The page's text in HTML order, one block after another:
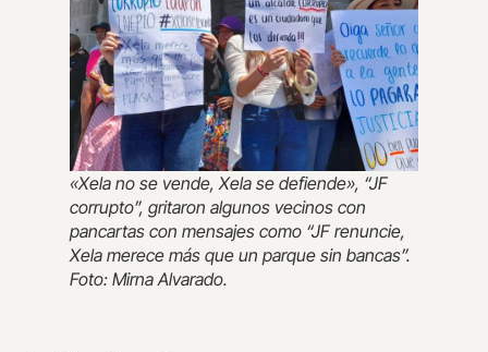
«Xela no se vende, Xela se defiende», “JF
corrupto”, gritaron algunos vecinos con
pancartas con mensajes como “JF renuncie,
Xela merece más que un parque sin bancas”.
Foto: Mirna Alvarado.